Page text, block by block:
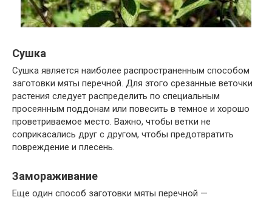
Сушка
Сушка является наиболее распространенным способом
заготовки мяты перечной. Для этого срезанные веточки
растения следует распределить по специальным
просеянным поддонам или повесить в темное и хорошо
проветриваемое место. Важно, чтобы ветки не
соприкасались друг с другом, чтобы предотвратить
повреждение и плесень.
Замораживание
Еще один способ заготовки мяты перечной —